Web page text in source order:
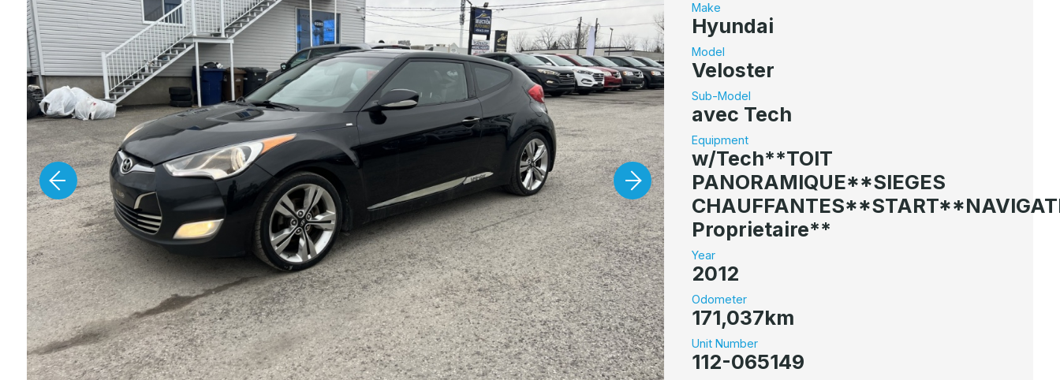
Make
Hyundai
Model
Veloster
Sub-Model
avec Tech
Equipment
w/Tech**TOIT
PANORAMIQUE**SIEGES
Proprietaire**
Year
2012
Odometer
171,037km
Unit Number
112-065149